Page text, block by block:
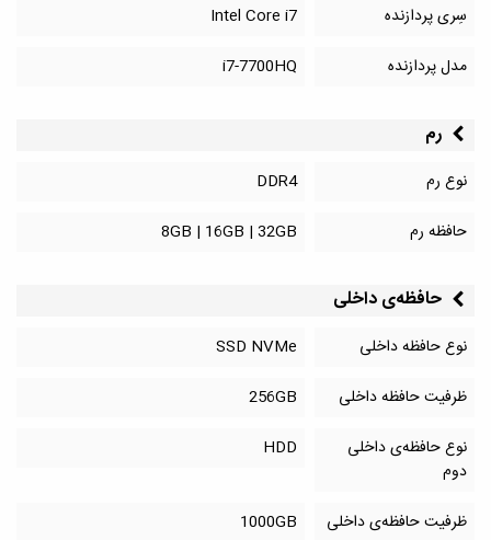
سِری پردازنده
Intel Core i7
مدل پردازنده
i7-7700HQ
رم
نوع رم
DDR4
حافظه رم
8GB | 16GB | 32GB
حافظه‌‌ی داخلی
نوع حافظه داخلی
SSD NVMe
ظرفیت حافظه داخلی
256GB
نوع حافظه‌ی داخلی
دوم
HDD
ظرفیت حافظه‌ی داخلی
1000GB